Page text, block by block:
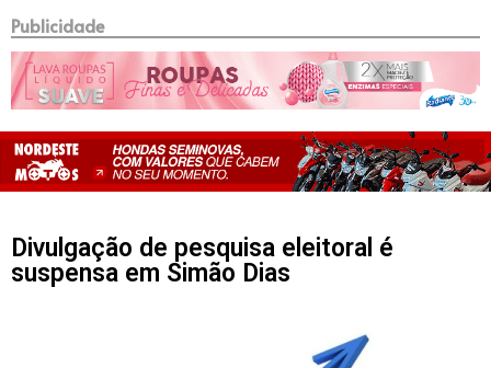
Publicidade
Divulgação de pesquisa eleitoral é
suspensa em Simão Dias